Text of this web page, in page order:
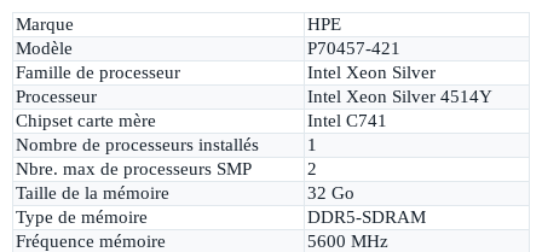
Marque
HPE
Modèle
P70457-421
Famille de processeur
Intel Xeon Silver
Processeur
Intel Xeon Silver 4514Y
Chipset carte mère
Intel C741
Nombre de processeurs installés
1
Nbre. max de processeurs SMP
2
Taille de la mémoire
32 Go
Type de mémoire
DDR5-SDRAM
Fréquence mémoire
5600 MHz